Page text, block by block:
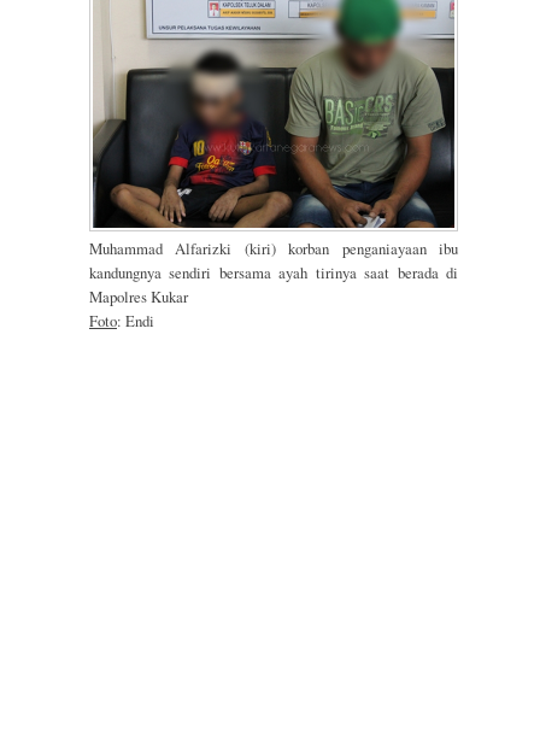
Muhammad Alfarizki (kiri) korban penganiayaan ibu
kandungnya sendiri bersama ayah tirinya saat berada di
Mapolres Kukar
Foto: Endi